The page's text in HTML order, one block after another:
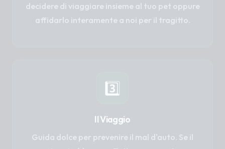
decidere di viaggiare insieme al tuo pet oppure
affidarlo interamente a noi per il tragitto.
3️⃣
Il Viaggio
Guida dolce per prevenire il mal d'auto. Se il